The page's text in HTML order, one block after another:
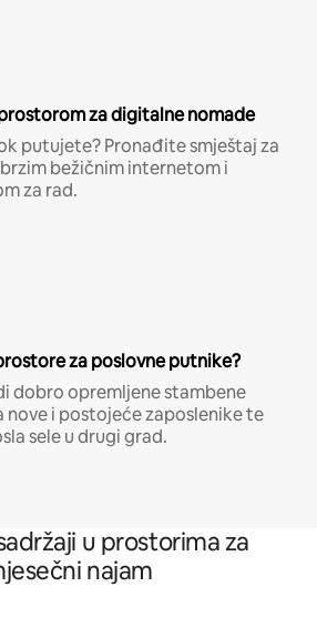
za digitalne nomade
putujete? Pronađite smještaj za
bežičnim internetom i
za rad.
za poslovne putnike?
dobro opremljene stambene
nove i postojeće zaposlenike te
sele u drugi grad.
u prostorima za
najam